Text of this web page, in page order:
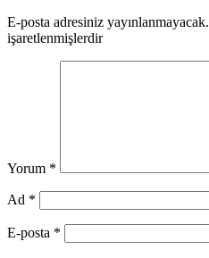
E-posta adresiniz yayınlanmayacak.
işaretlenmişlerdir
Yorum *
Ad *
E-posta *